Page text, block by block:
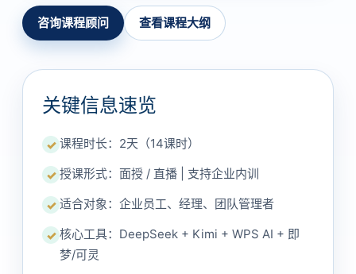
咨询课程顾问 查看课程大纲
关键信息速览
✓ 课程时长：2天（14课时）
✓ 授课形式：面授 / 直播 | 支持企业内训
✓ 适合对象：企业员工、经理、团队管理者
✓ 核心工具：DeepSeek + Kimi + WPS AI + 即
梦/可灵